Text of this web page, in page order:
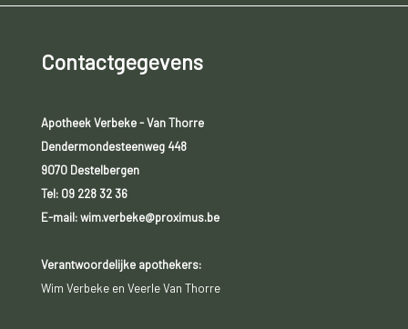
Contactgegevens
Apotheek Verbeke - Van Thorre
Dendermondesteenweg 448
9070 Destelbergen
Tel: 09 228 32 36
E-mail: wim.verbeke@proximus.be
Verantwoordelijke apothekers:
Wim Verbeke en Veerle Van Thorre